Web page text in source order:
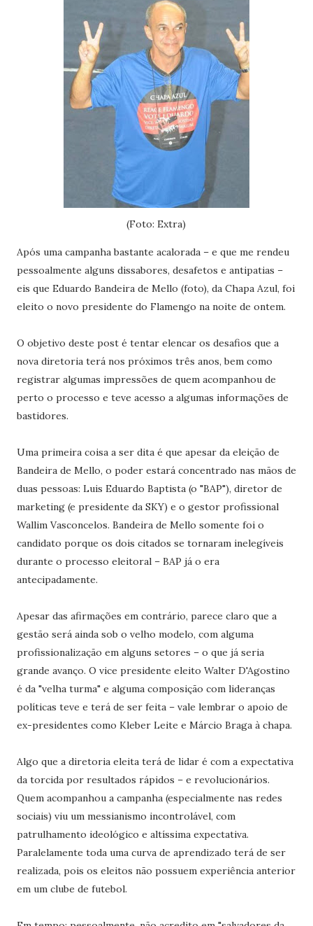
(Foto: Extra)
Após uma campanha bastante acalorada – e que me rendeu
pessoalmente alguns dissabores, desafetos e antipatias –
eis que Eduardo Bandeira de Mello (foto), da Chapa Azul, foi
eleito o novo presidente do Flamengo na noite de ontem.
O objetivo deste post é tentar elencar os desafios que a
nova diretoria terá nos próximos três anos, bem como
registrar algumas impressões de quem acompanhou de
perto o processo e teve acesso a algumas informações de
bastidores.
Uma primeira coisa a ser dita é que apesar da eleição de
Bandeira de Mello, o poder estará concentrado nas mãos de
duas pessoas: Luis Eduardo Baptista (o "BAP"), diretor de
marketing (e presidente da SKY) e o gestor profissional
Wallim Vasconcelos. Bandeira de Mello somente foi o
candidato porque os dois citados se tornaram inelegíveis
durante o processo eleitoral – BAP já o era
antecipadamente.
Apesar das afirmações em contrário, parece claro que a
gestão será ainda sob o velho modelo, com alguma
profissionalização em alguns setores – o que já seria
grande avanço. O vice presidente eleito Walter D'Agostino
é da "velha turma" e alguma composição com lideranças
políticas teve e terá de ser feita – vale lembrar o apoio de
ex-presidentes como Kleber Leite e Márcio Braga à chapa.
Algo que a diretoria eleita terá de lidar é com a expectativa
da torcida por resultados rápidos – e revolucionários.
Quem acompanhou a campanha (especialmente nas redes
sociais) viu um messianismo incontrolável, com
patrulhamento ideológico e altíssima expectativa.
Paralelamente toda uma curva de aprendizado terá de ser
realizada, pois os eleitos não possuem experiência anterior
em um clube de futebol.